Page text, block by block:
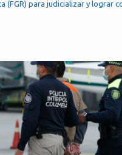
(FGR) para judicializar y lograr